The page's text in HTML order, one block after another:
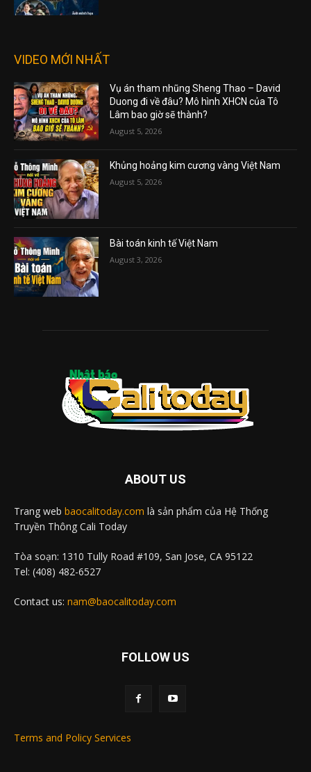
VIDEO MỚI NHẤT
Vụ án tham nhũng Sheng Thao – David
Duong đi về đâu? Mô hình XHCN của Tô
Lâm bao giờ sẽ thành?
August 5, 2026
Khủng hoảng kim cương vàng Việt Nam
August 5, 2026
Bài toán kinh tế Việt Nam
August 3, 2026
ABOUT US
Trang web baocalitoday.com là sản phẩm của Hệ Thống
Truyền Thông Cali Today
Tòa soạn: 1310 Tully Road #109, San Jose, CA 95122
Tel: (408) 482-6527
Contact us: nam@baocalitoday.com
FOLLOW US
Terms and Policy Services